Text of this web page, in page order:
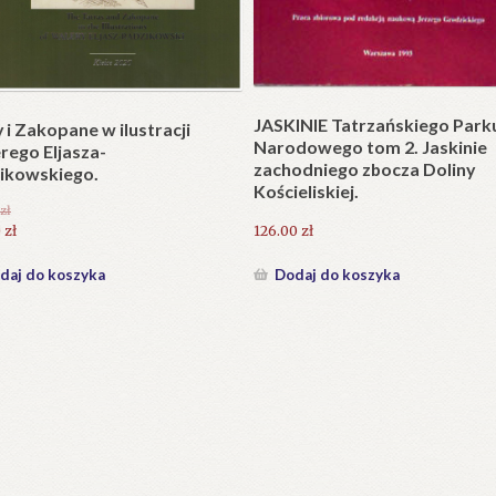
składany). Wydanie
do koszyka
Plakat w wersji składanej.